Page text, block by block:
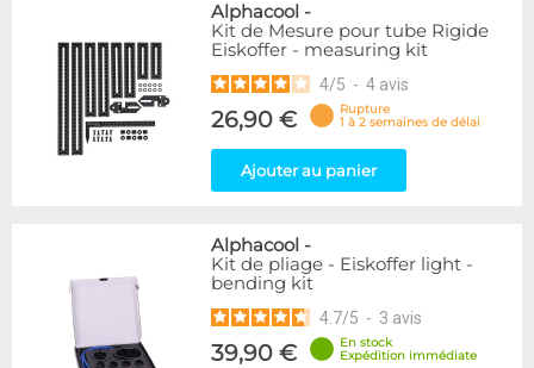
Alphacool -
Kit de Mesure pour tube Rigide
Eiskoffer - measuring kit
4/5 - 4 avis
26,90 €
Rupture
1 à 2 semaines de délai
Ajouter au panier
Alphacool -
Kit de pliage - Eiskoffer light -
bending kit
4.7/5 - 3 avis
39,90 €
En stock
Expédition immédiate